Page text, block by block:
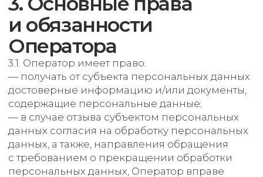
неправомерных действий в отношении
персональных данных;
— прекратить передачу (распространение,
предоставление, доступ) персональных
данных, прекратить обработку и уничтожить
персональные данные в порядке и случаях,
предусмотренных Законом о персональных
данных;
— исполнять иные обязанности,
предусмотренные Законом о персональных
данных.
4. Основные права и
обязанности субъектов
персональных данных
4.1. Субъекты персональных данных имеют
право: